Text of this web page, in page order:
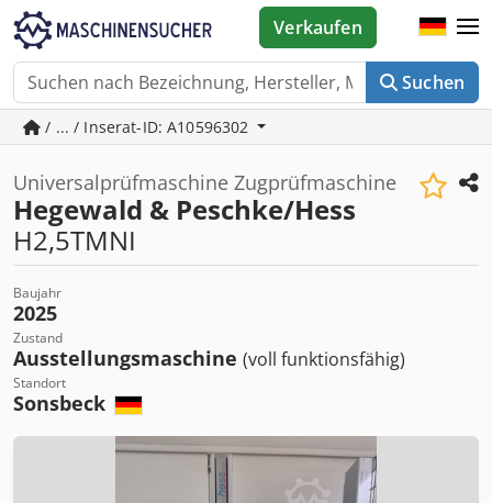
Suchen
Verkaufen
/ ... / Inserat-ID: A10596302
Universalprüfmaschine Zugprüfmaschine
Hegewald & Peschke/Hess
H2,5TMNI
Baujahr
2025
Zustand
Ausstellungsmaschine (voll funktionsfähig)
Standort
Sonsbeck